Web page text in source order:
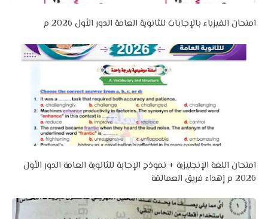
امتحان الفيزياء بالإجابات للثانوية العامة الدور الأول 2026 م
امتحان اللغة الإنجليزية + نموذج الإجابة للثانوية العامة الدور الأول
2026 م إهداء فريق العمالقة